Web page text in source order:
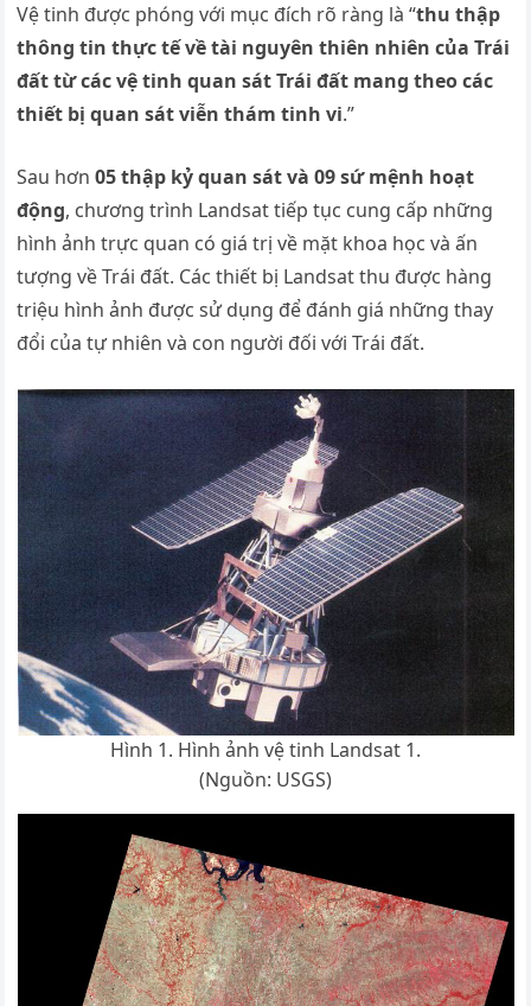
Vệ tinh được phóng với mục đích rõ ràng là “thu thập
thông tin thực tế về tài nguyên thiên nhiên của Trái
đất từ các vệ tinh quan sát Trái đất mang theo các
thiết bị quan sát viễn thám tinh vi.”
Sau hơn05 thập kỷ quan sát và 09 sứ mệnh hoạt
động, chương trình Landsat tiếp tục cung cấp những
hình ảnh trực quan có giá trị về mặt khoa học và ấn
tượng về Trái đất. Các thiết bị Landsat thu được hàng
triệu hình ảnh được sử dụng để đánh giá những thay
đổi của tự nhiên và con người đối với Trái đất.
Hình 1. Hình ảnh vệ tinh Landsat 1.
(Nguồn: USGS)